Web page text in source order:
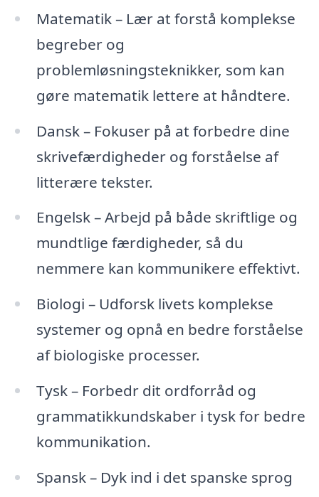
Matematik – Lær at forstå komplekse
begreber og
problemløsningsteknikker, som kan
gøre matematik lettere at håndtere.
Dansk – Fokuser på at forbedre dine
skrivefærdigheder og forståelse af
litterære tekster.
Engelsk – Arbejd på både skriftlige og
mundtlige færdigheder, så du
nemmere kan kommunikere effektivt.
Biologi – Udforsk livets komplekse
systemer og opnå en bedre forståelse
af biologiske processer.
Tysk – Forbedr dit ordforråd og
grammatikkundskaber i tysk for bedre
kommunikation.
Spansk – Dyk ind i det spanske sprog